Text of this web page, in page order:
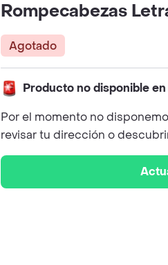
Rompecabezas
Agotado
Producto no disponible en
Por el momento no
revisar tu dirección o